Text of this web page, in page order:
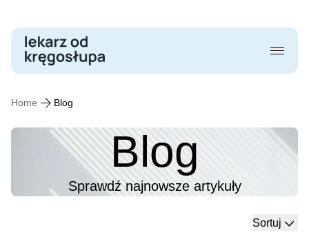
Skip
content
Home Blog
Blog
Sprawdź najnowsze artykuły
Sortuj